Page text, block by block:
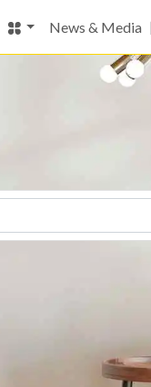
News & Media